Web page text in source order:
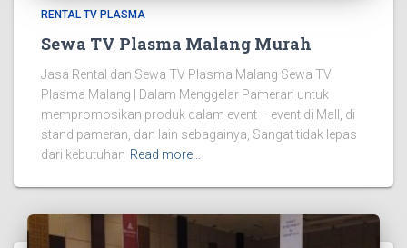
RENTAL TV PLASMA
Sewa TV Plasma Malang Murah
Jasa Rental dan Sewa TV Plasma Malang Sewa TV
Plasma Malang | Dalam Menggelar Pameran untuk
mempromosikan produk dalam event – event di Mall, di
stand pameran, dan lain sebagainya, Sangat tidak lepas
dari kebutuhan Read more…